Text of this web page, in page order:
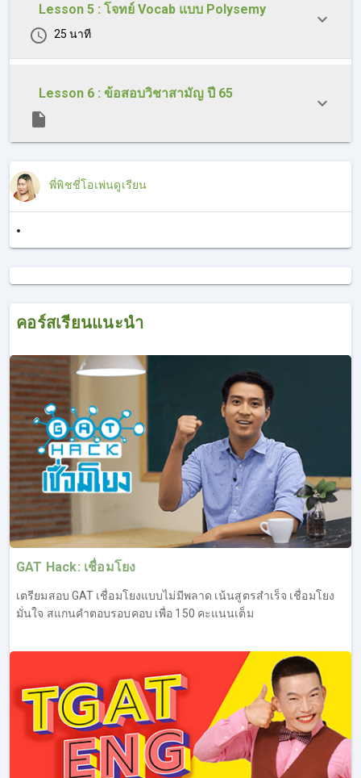
Lesson 5 : โจทย์ Vocab แบบ Polysemy
25 นาที
Lesson 6 : ข้อสอบวิชาสามัญ ปี 65
พี่พิชชี่โอเพ่นดูเรียน
คอร์สเรียนแนะนำ
GAT Hack: เชื่อมโยง
เตรียมสอบ GAT เชื่อมโยงแบบไม่มีพลาด เน้นสูตรสำเร็จ เชื่อมโยง
มั่นใจ สแกนคำตอบรอบคอบ เพื่อ 150 คะแนนเต็ม